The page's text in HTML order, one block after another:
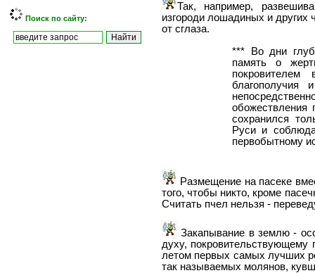
Поиск по сайту:
Так, например,
изгороди лошадиных и других
от сглаза.
*** Во дни
память о
покровителем
благополучия
обожествления
сохранился
Руси и
первобытному
Размещение на пасеке
того, чтобы никто, кроме
Считать пчел нельзя -
Закапывание в землю -
духу,
летом первых самых лучших
так называемых молянов,